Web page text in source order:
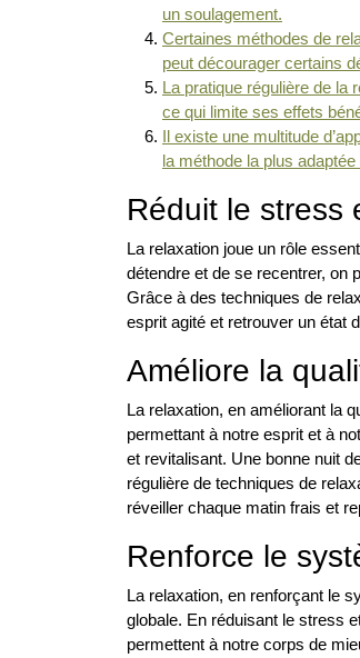
un soulagement.
Certaines méthodes de
peut décourager certains
La pratique régulière de la
ce qui limite ses effets
Il existe une multitude
la méthode la plus
Réduit le stress
La relaxation joue un rôle
détendre et de se recentrer, on
Grâce à des techniques de
esprit agité et retrouver un état
Améliore la
La relaxation, en améliorant la
permettant à notre esprit et à
et revitalisant. Une bonne nuit
régulière de techniques de
réveiller chaque matin frais et
Renforce le
La relaxation, en renforçant le
globale. En réduisant le stress
permettent à notre corps de